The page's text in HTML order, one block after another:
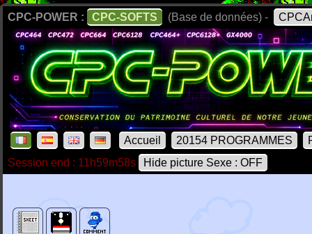
CPC-POWER : CPC-SOFTS (Base de données) -
Accueil 20154 PROGRAMMES
Session end : 11h59m58s
Hide picture Sexe : OFF